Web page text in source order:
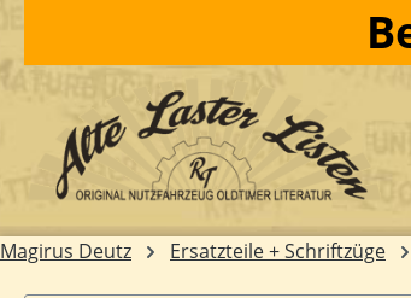
Magirus Deutz Ersatzteile + Schriftzüge